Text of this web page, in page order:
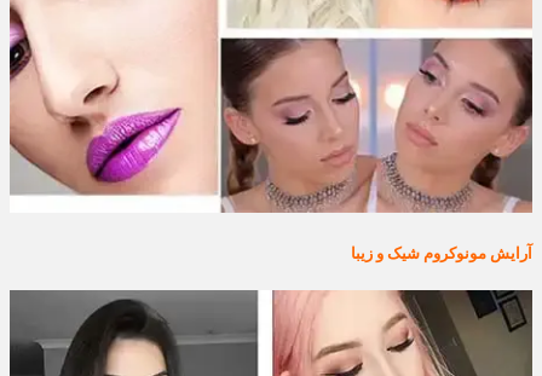
آرایش مونوکروم شیک و زیبا